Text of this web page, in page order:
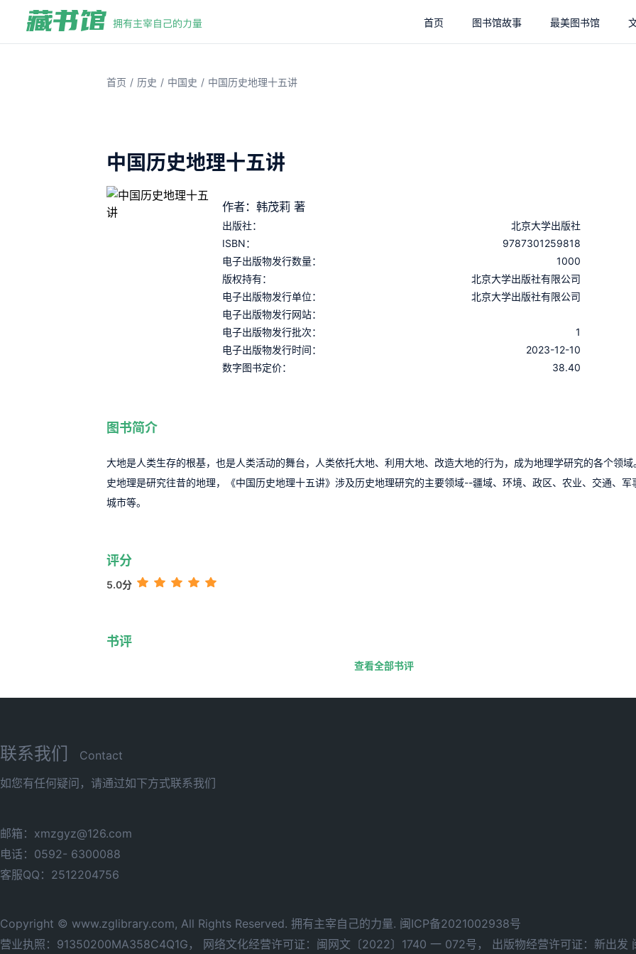
首页 图书馆故事 最美图书馆
首页 / 历史 / 中国史 / 中国历史地理十五讲
中国历史地理十五讲
作者：韩茂莉 著
出版社：
北京大学出版社
ISBN：
9787301259818
电子出版物发行数量：
1000
版权持有：
北京大学出版社有限公司
电子出版物发行单位：
北京大学出版社有限公司
电子出版物发行网站：
电子出版物发行批次：
1
电子出版物发行时间：
2023-12-10
数字图书定价：
38.40
图书简介
大地是人类生存的根基，也是人类活动的舞台，人类依托大地、利用大地、改造大地的行为，成为地理学研究的各个领域
史地理是研究往昔的地理，《中国历史地理十五讲》涉及历史地理研究的主要领域--疆域、环境、政区、农业、交通、军
城市等。
评分
5.0分
书评
查看全部书评
联系我们
Contact
如您有任何疑问，请通过如下方式联系我们
邮箱：xmzgyz@126.com
电话：0592- 6300088
客服QQ：2512204756
Copyright © www.zglibrary.com, All Rights Reserved. 拥有主宰自己的力量. 闽ICP备2021002938号
营业执照：91350200MA358C4Q1G，
网络文化经营许可证：闽网文〔2022〕1740 一 072号，
出版物经营许可证：新出发